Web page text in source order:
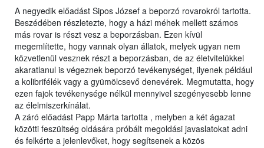
A negyedik előadást Sipos József a beporzó rovarokról tartotta.
Beszédében részletezte, hogy a házi méhek mellett számos
más rovar is részt vesz a beporzásban. Ezen kívül
megemlítette, hogy vannak olyan állatok, melyek ugyan nem
közvetlenül vesznek részt a beporzásban, de az életvitelükkel
akaratlanul is végeznek beporzó tevékenységet, ilyenek például
a kolibrifélék vagy a gyümölcsevő denevérek. Megmutatta, hogy
ezen fajok tevékenysége nélkül mennyivel szegényesebb lenne
az élelmiszerkínálat.
A záró előadást Papp Márta tartotta , melyben a két ágazat
közötti feszültség oldására próbált megoldási javaslatokat adni
és felkérte a jelenlevőket, hogy segítsenek a közös